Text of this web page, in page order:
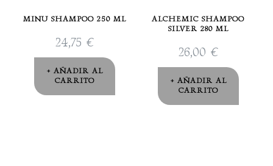
MINU SHAMPOO 250 ML
24,75 €
AÑADIR AL
CARRITO
ALCHEMIC SHAMPOO
SILVER 280 ML
26,00 €
AÑADIR AL
CARRITO